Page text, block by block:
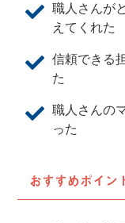
職人さんが
えてくれた
信頼できる
た
職人さんの
った
おすすめポイン